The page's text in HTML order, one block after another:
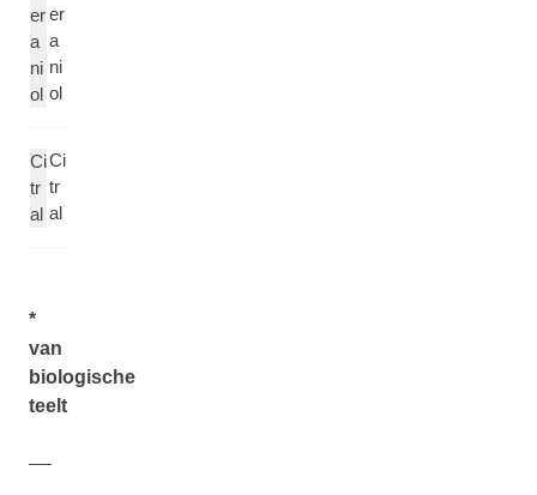
er
a
ni
ol
er
a
ni
ol
Ci
tr
al
Ci
tr
al
*
van
biologische
teelt